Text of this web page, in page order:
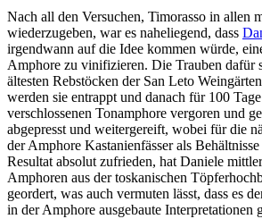
Nach all den Versuchen, Timorasso in allen
wiederzugeben, war es naheliegend, dass
irgendwann auf die Idee kommen würde,
Amphore zu vinifizieren. Die Trauben dafür
ältesten Rebstöcken der San Leto
werden sie entrappt und danach für 100
verschlossenen Tonamphore vergoren und
abgepresst und weitergereift, wobei für die
der Amphore Kastanienfässer als
Resultat absolut zufrieden, hat Daniele
Amphoren aus der toskanischen
geordert, was auch vermuten lässt, dass es
in der Amphore ausgebaute Interpretationen